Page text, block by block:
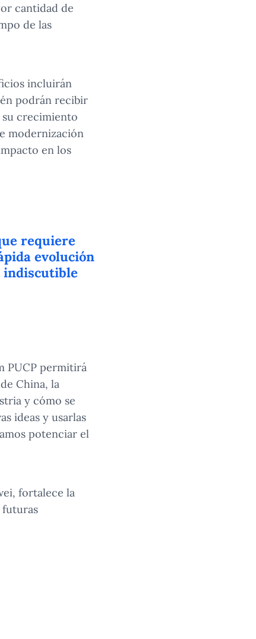
cantidad de
de las
incluirán
podrán recibir
crecimiento
modernización
en los
requiere
evolución
indiscutible
PUCP permitirá
China, la
y cómo se
ideas y usarlas
potenciar el
fortalece la